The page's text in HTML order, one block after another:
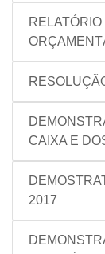
CAIXA E
2017